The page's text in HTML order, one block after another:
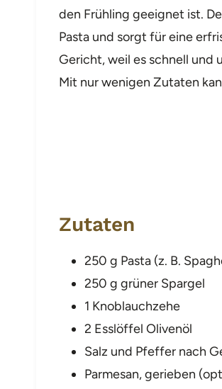
den Frühling geeignet ist.
Pasta und sorgt für eine
Gericht, weil es schnell
Mit nur wenigen Zutaten
Zutaten
250 g Pasta (z. B.
250 g grüner Spargel
1 Knoblauchzehe
2 Esslöffel Olivenöl
Salz und Pfeffer nach
Parmesan, gerieben